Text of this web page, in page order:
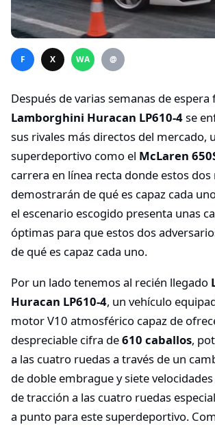
F X WA @
Después de varias semanas de
Lamborghini Huracan LP610-4se
sus rivales más directos del mercado,
superdeportivo como el McLaren
carrera en línea recta donde estos
demostrarán de qué es capaz cada
el escenario escogido presenta unas
óptimas para que estos dos
de qué es capaz cada uno.
Por un lado tenemos al recién llegado
Huracan LP610-4, un vehículo
motor V10 atmosférico capaz de
despreciable cifra de610 caballos,
a las cuatro ruedas a través de un
de doble embrague y siete
de tracción a las cuatro ruedas
a punto para este superdeportivo.